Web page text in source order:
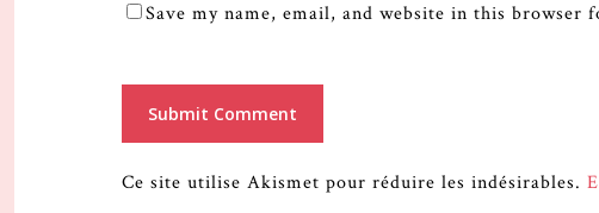
Save my name, email, and website in this browser
Ce site utilise Akismet pour réduire les indésirables.